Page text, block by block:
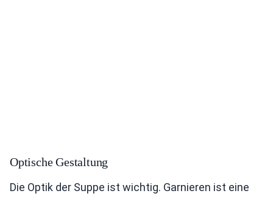
Optische Gestaltung
Die Optik der Suppe ist wichtig. Garnieren ist eine